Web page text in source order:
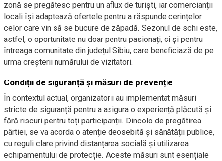
zonă se pregătesc pentru un aflux de turiști, iar comercianții
locali își adaptează ofertele pentru a răspunde cerințelor
celor care vin să se bucure de zăpadă. Sezonul de schi este,
astfel, o oportunitate nu doar pentru pasionați, ci și pentru
întreaga comunitate din județul Sibiu, care beneficiază de pe
urma creșterii numărului de vizitatori.
Condiții de siguranță și măsuri de prevenție
În contextul actual, organizatorii au implementat măsuri
stricte de siguranță pentru a asigura o experiență plăcută și
fără riscuri pentru toți participanții. Dincolo de pregătirea
pârtiei, se va acorda o atenție deosebită și sănătății publice,
cu reguli clare privind distanțarea socială și utilizarea
echipamentului de protecție. Aceste măsuri sunt esențiale